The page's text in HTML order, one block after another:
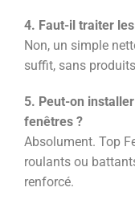
4. Faut-il traiter
Non, un simple
suffit, sans
5. Peut-on
fenêtres ?
Absolument. Top
roulants ou
renforcé.